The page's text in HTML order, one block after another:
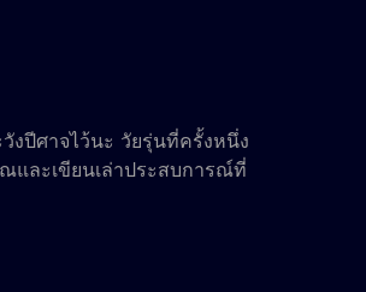
งปีศาจไว้นะ วัยรุ่นที่ครั้งหนึ่ง
และเขียนเล่าประสบการณ์ที่